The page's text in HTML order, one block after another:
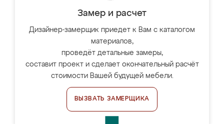
Замер и расчет
Дизайнер-замерщик приедет к Вам с каталогом
материалов,
проведёт детальные замеры,
составит проект и сделает окончательный расчёт
стоимости Вашей будущей мебели.
ВЫЗВАТЬ ЗАМЕРЩИКА